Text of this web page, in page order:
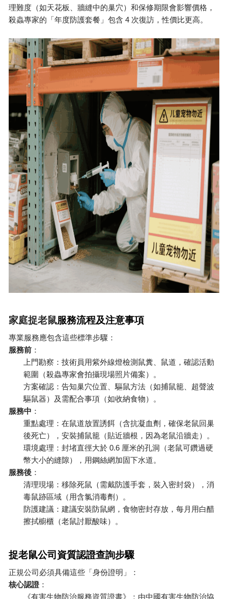
理難度（如天花板、牆縫中的巢穴）和保修期限會影響價格，
殺蟲專家的「年度防護套餐」包含 4 次復訪，性價比更高。
家庭捉老鼠服務流程及注意事項
專業服務應包含這些標準步驟：
服務前 ：
上門勘察：技術員用紫外線燈檢測鼠糞、鼠道，確認活動
範圍（殺蟲專家會拍攝現場照片備案）。
方案確認：告知巢穴位置、驅鼠方法（如捕鼠籠、超聲波
驅鼠器）及需配合事項（如收納食物）。
服務中 ：
重點處理：在鼠道放置誘餌（含抗凝血劑，確保老鼠回巢
後死亡），安裝捕鼠籠（貼近牆根，因為老鼠沿牆走）。
環境處理：封堵直徑大於 0.6 厘米的孔洞（老鼠可鑽過硬
幣大小的縫隙），用鋼絲網加固下水道。
服務後 ：
清理現場：移除死鼠（需戴防護手套，裝入密封袋），消
毒鼠跡區域（用含氯消毒劑）。
防護建議：建議安裝防鼠網，食物密封存放，每月用白醋
擦拭櫥櫃（老鼠討厭酸味）。
捉老鼠公司資質認證查詢步驟
正規公司必須具備這些「身份證明」：
核心認證 ：
《有害生物防治服務資質證書》：由中國有害生物防治協